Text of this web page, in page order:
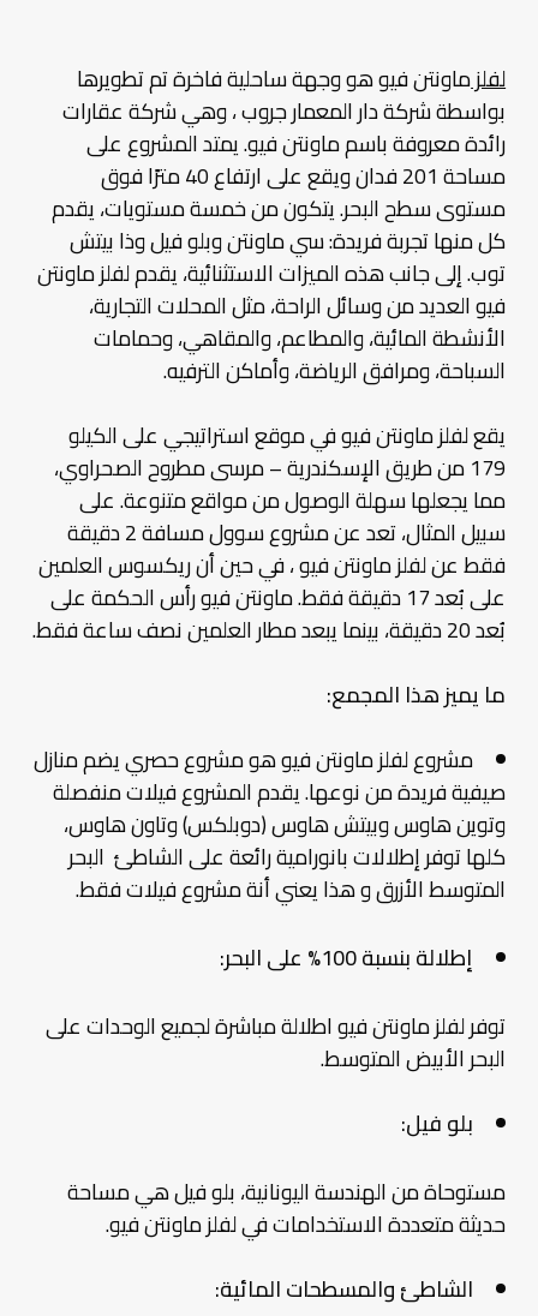
لفلزماونتن فيو هو وجهة ساحلية فاخرة تم تطويرها
بواسطة شركة دار المعمار جروب ، وهي شركة عقارات
رائدة معروفة باسم ماونتن فيو. يمتد المشروع على
مساحة 201 فدان ويقع على ارتفاع 40 مترًا فوق
مستوى سطح البحر. يتكون من خمسة مستويات، يقدم
كل منها تجربة فريدة: سي ماونتن وبلو فيل وذا بيتش
توب. إلى جانب هذه الميزات الاستثنائية، يقدم لفلز ماونتن
فيو العديد من وسائل الراحة، مثل المحلات التجارية،
الأنشطة المائية، والمطاعم، والمقاهي، وحمامات
السباحة، ومرافق الرياضة، وأماكن الترفيه.
يقع لفلز ماونتن فيو في موقع استراتيجي على الكيلو
179 من طريق الإسكندرية – مرسى مطروح الصحراوي،
مما يجعلها سهلة الوصول من مواقع متنوعة. على
سبيل المثال، تعد عن مشروع سوول مسافة 2 دقيقة
فقط عن لفلز ماونتن فيو ، في حين أن ريكسوس العلمين
على بُعد 17 دقيقة فقط. ماونتن فيو رأس الحكمة على
بُعد 20 دقيقة، بينما يبعد مطار العلمين نصف ساعة فقط.
ما يميز هذا المجمع:
مشروع لفلز ماونتن فيو هو مشروع حصري يضم منازل
صيفية فريدة من نوعها. يقدم المشروع فيلات منفصلة
وتوين هاوس وبيتش هاوس (دوبلكس) وتاون هاوس،
كلها توفر إطلالات بانورامية رائعة على الشاطئ البحر
المتوسط الأزرق و هذا يعني أنة مشروع فيلات فقط.
إطلالة بنسبة 100% على البحر:
توفر لفلز ماونتن فيو اطلالة مباشرة لجميع الوحدات على
البحر الأبيض المتوسط.
بلو فيل:
مستوحاة من الهندسة اليونانية، بلو فيل هي مساحة
حديثة متعددة الاستخدامات في لفلز ماونتن فيو.
الشاطئ والمسطحات المائية: